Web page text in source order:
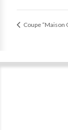
Coupe “Maison